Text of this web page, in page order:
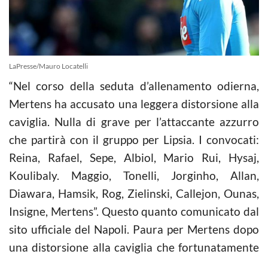
LaPresse/Mauro Locatelli
“Nel corso della seduta d’allenamento odierna,
Mertens ha accusato una leggera distorsione alla
caviglia. Nulla di grave per l’attaccante azzurro
che partirà con il gruppo per Lipsia. I convocati:
Reina, Rafael, Sepe, Albiol, Mario Rui, Hysaj,
Koulibaly. Maggio, Tonelli, Jorginho, Allan,
Diawara, Hamsik, Rog, Zielinski, Callejon, Ounas,
Insigne, Mertens”. Questo quanto comunicato dal
sito ufficiale del Napoli. Paura per Mertens dopo
una distorsione alla caviglia che fortunatamente